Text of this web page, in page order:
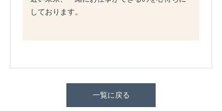
しております。
一覧に戻る